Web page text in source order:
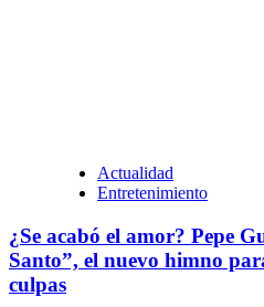
Actualidad
Entretenimiento
¿Se acabó el amor? Pepe
Santo”, el nuevo himno
culpas